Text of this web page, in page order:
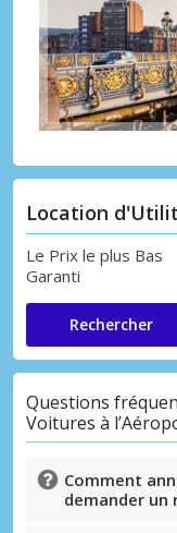
Location
Le Prix le plus Bas
Garanti
Rechercher
Questions
Voitures à
Comment
demander un